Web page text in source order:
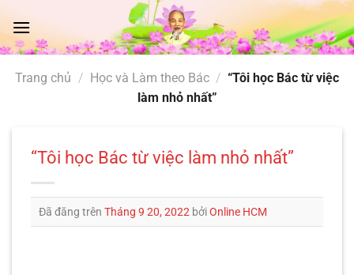
đến
nội
Trang chủ / Học và Làm theo Bác / “Tôi học Bác từ việc
làm nhỏ nhất”
“Tôi học Bác từ việc làm nhỏ nhất”
Đã đăng trên Tháng 9 20, 2022 bởiOnline HCM